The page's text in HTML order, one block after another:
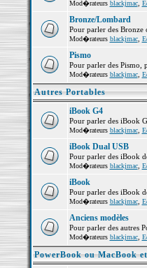
Mod�rateurs blackjmac,
Bronze/Lombard
Pour parler des Bronze
Mod�rateurs blackjmac,
Pismo
Pour parler des Pismo,
Mod�rateurs blackjmac,
Autres Portables
iBook G4
Pour parler des iBook
Mod�rateurs blackjmac,
iBook Dual USB
Pour parler des iBook
Mod�rateurs blackjmac,
iBook
Pour parler des iBook
Mod�rateurs blackjmac,
Anciens modèles
Pour parler des autres
Mod�rateurs blackjmac,
PowerBook ou MacBook